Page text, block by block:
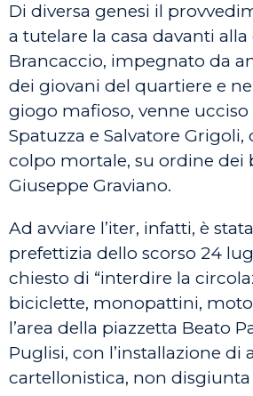
Di diversa genesi il
a tutelare la casa davanti
Brancaccio, impegnato da
dei giovani del quartiere e
giogo mafioso, venne ucciso
Spatuzza e Salvatore Grigoli,
colpo mortale, su ordine dei
Giuseppe Graviano.
Ad avviare l’iter, infatti, è
prefettizia dello scorso 24
chiesto di “interdire la
biciclette, monopattini,
l’area della piazzetta Beato
Puglisi, con l’installazione di
cartellonistica, non